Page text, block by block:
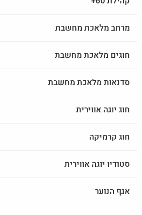
מרחב מלאכת מחשבת
חוגים מלאכת מחשבת
סדנאות מלאכת מחשבת
חוג יוגה אווירית
חוג קרמיקה
סטודיו יוגה אווירית
אגף הנוער